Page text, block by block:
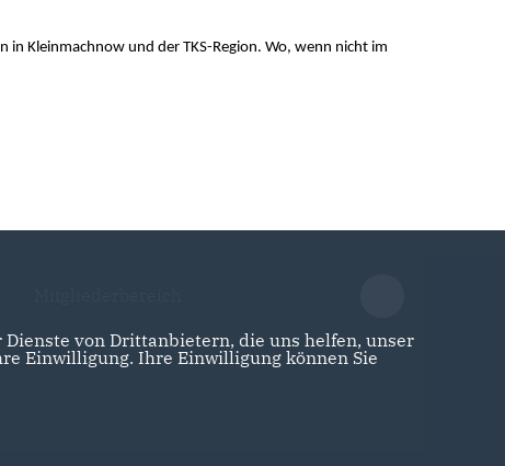
Kleinmachnow und der TKS-Region. Wo, wenn nicht im
von Drittanbietern, die uns helfen, unser
Einwilligung. Ihre Einwilligung können Sie